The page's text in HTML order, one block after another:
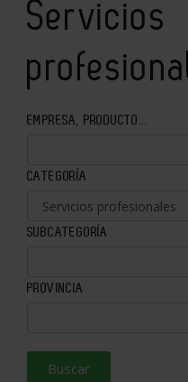
Servicios
EMPRESA, PRODUCTO...
CATEGORÍA
SUBCATEGORÍA
PROVINCIA
Buscar